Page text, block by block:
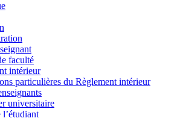
faculté
intérieur
particulières du Règlement intérieur
universitaire